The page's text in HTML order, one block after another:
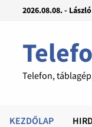
2026.08.08. - László
Telefon,
KEZDŐLAP